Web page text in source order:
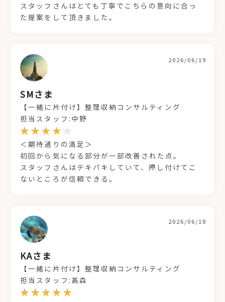
スタッフさんはとても丁寧でこちらの意向に合っ
た提案をして頂きました。
SMさま
2026/06/19
【一緒に片付け】整理収納コンサルティング
担当スタッフ:中野
＜期待通りの満足＞
初回から気になる部分が一部改善された点。
スタッフさんはテキパキしていて、押し付けてこ
ないところが信頼できる。
KAさま
2026/06/18
【一緒に片付け】整理収納コンサルティング
担当スタッフ:髙森